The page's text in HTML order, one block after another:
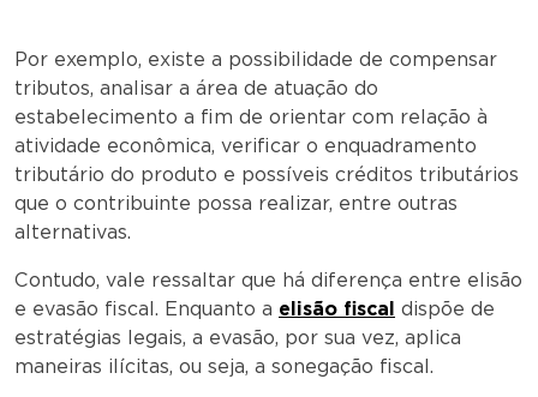
Por exemplo, existe a possibilidade de compensar
tributos, analisar a área de atuação do
estabelecimento a fim de orientar com relação à
atividade econômica, verificar o enquadramento
tributário do produto e possíveis créditos tributários
que o contribuinte possa realizar, entre outras
alternativas.
Contudo, vale ressaltar que há diferença entre elisão
e evasão fiscal. Enquanto a elisão fiscal dispõe de
estratégias legais, a evasão, por sua vez, aplica
maneiras ilícitas, ou seja, a sonegação fiscal.